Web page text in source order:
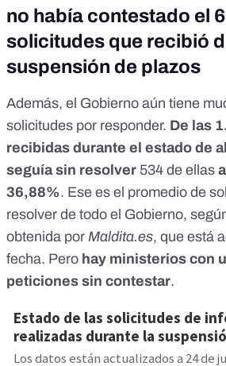
no había contestado el
solicitudes que recibió
suspensión de plazos
Además, el Gobierno aún tiene
solicitudes por responder. De las
recibidas durante el estado de
seguía sin resolver 534 de ellas
36,88%. Ese es el promedio de
resolver de todo el Gobierno,
obtenida por Maldita.es, que está
fecha. Pero hay ministerios con
peticiones sin contestar.